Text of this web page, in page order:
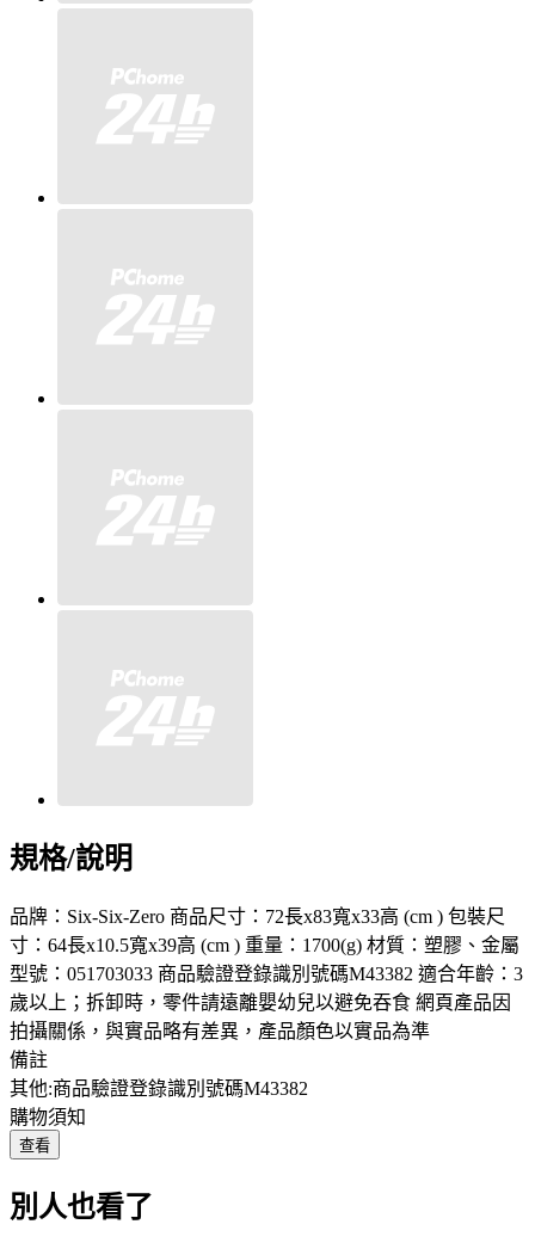
規格/說明
品牌：Six-Six-Zero 商品尺寸：72長x83寬x33高 (cm ) 包裝尺
寸：64長x10.5寬x39高 (cm ) 重量：1700(g) 材質：塑膠、金屬
型號：051703033 商品驗證登錄識別號碼M43382 適合年齡：3
歲以上；拆卸時，零件請遠離嬰幼兒以避免吞食 網頁產品因
拍攝關係，與實品略有差異，產品顏色以實品為準
備註
其他:商品驗證登錄識別號碼M43382
購物須知
查看
別人也看了